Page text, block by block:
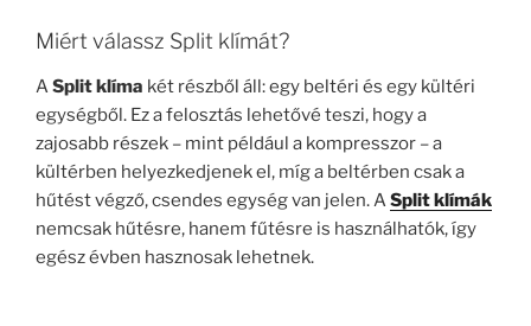
Miért válassz Split klímát?
ASplit klíma két részből áll: egy beltéri és egy kültéri
egységből. Ez a felosztás lehetővé teszi, hogy a
zajosabb részek – mint például a kompresszor – a
kültérben helyezkedjenek el, míg a beltérben csak a
hűtést végző, csendes egység van jelen. ASplit klímák
nemcsak hűtésre, hanem fűtésre is használhatók, így
egész évben hasznosak lehetnek.